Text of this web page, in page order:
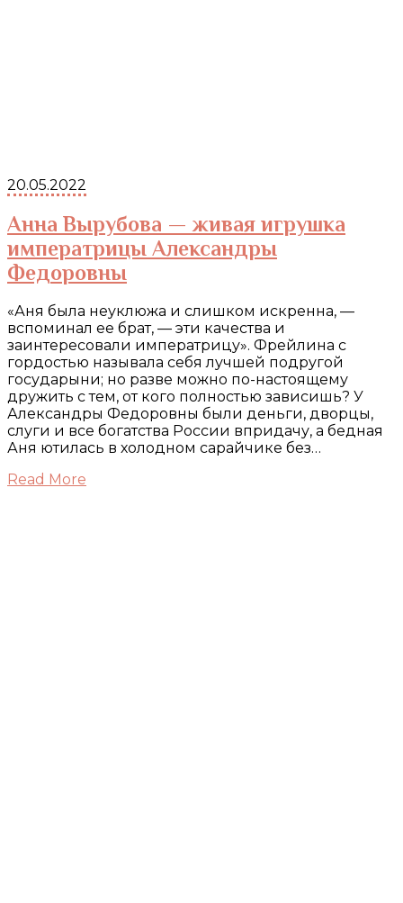
20.05.2022
Анна Вырубова — живая игрушка
императрицы Александры
Федоровны
«Аня была неуклюжа и слишком искренна, —
вспоминал ее брат, — эти качества и
заинтересовали императрицу». Фрейлина с
гордостью называла себя лучшей подругой
государыни; но разве можно по-настоящему
дружить с тем, от кого полностью зависишь? У
Александры Федоровны были деньги, дворцы,
слуги и все богатства России впридачу, а бедная
Аня ютилась в холодном сарайчике без…
Read More